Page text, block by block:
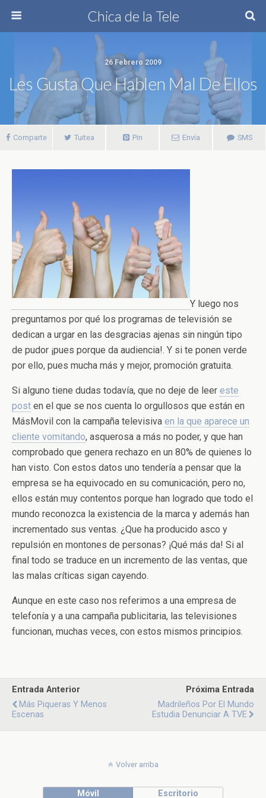
Chica de la Tele
26 Febrero 2009
Les Gusta Que Hablen Mal De Ellos
Comparte Tuitea Pin Envía SMS
Y luego nos
preguntamos por qué los programas de televisión se
dedican a urgar en las desgracias ajenas sin ningún tipo
de pudor ¡pues porque da audiencia!. Y si te ponen verde
por ello, pues mucha más y mejor, promoción gratuita.
Si alguno tiene dudas todavía, que no deje de leer este
post en el que se nos cuenta lo orgullosos que están en
MásMovil con la campaña televisiva en la que aparece un
cliente vomitando, asquerosa a más no poder, y que han
comprobado que genera rechazo en un 80% de quienes lo
han visto. Con estos datos uno tendería a pensar que la
empresa se ha equivocado en su comunicación, pero no,
ellos están muy contentos porque han logrado que todo el
mundo reconozca la existencia de la marca y además han
incrementado sus ventas. ¿Que ha producido asco y
repulsión en montones de personas? ¡Qué más da! Si al
final todo se traduce en un incremento de las ventas, que
las malas críticas sigan cayendo.
Aunque en este caso nos referimos a una empresa de
telefonía y a una campaña publicitaria, las televisiones
funcionan, muchas veces, con estos mismos principios.
Entrada Anterior
Más Piqueras Y Menos
Escenas
Próxima Entrada
Madrileños Por El Mundo
Estudia Denunciar A TVE
Volver arriba
Móvil Escritorio